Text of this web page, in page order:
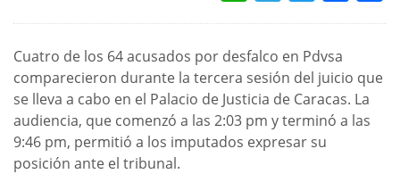
Cuatro de los 64 acusados por desfalco en Pdvsa
comparecieron durante la tercera sesión del juicio que
se lleva a cabo en el Palacio de Justicia de Caracas. La
audiencia, que comenzó a las 2:03 pm y terminó a las
9:46 pm, permitió a los imputados expresar su
posición ante el tribunal.